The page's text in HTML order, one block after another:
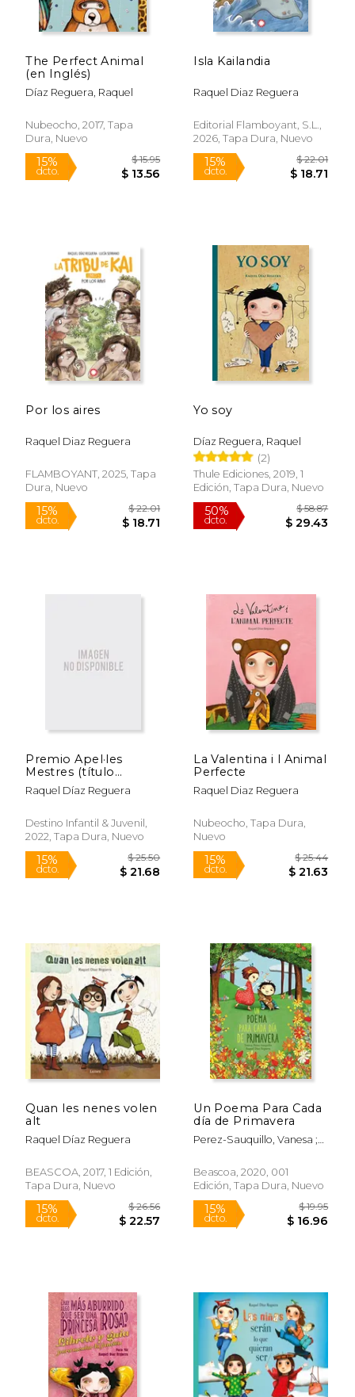
15% $ 28.50 50%
$ 24.94
The Perfect Animal
(en Inglés)
Díaz Reguera, Raquel
Nubeocho, 2017, Tapa
Dura, Nuevo
dcto. $ 13.56
Isla Kailandia
Raquel Diaz Reguera
Editorial Flamboyant, S.L.,
2026, Tapa Dura, Nuevo
dcto.
Por los aires
Raquel Diaz Reguera
FLAMBOYANT, 2025, Tapa
Dura, Nuevo
15%
dcto. $ 18.71
Yo soy
Díaz Reguera, Raquel
(2)
Thule Ediciones, 2019, 1
Edición, Tapa Dura, Nuevo
50%
dcto. $
Premio Apel·les
Mestres (título
provisional)
Raquel Díaz Reguera
Destino Infantil & Juvenil,
2022, Tapa Dura, Nuevo
La Valentina i l Animal
Perfecte
Raquel Diaz Reguera
Nubeocho, Tapa Dura,
Nuevo
Quan les nenes volen
alt
Raquel Díaz Reguera
BEASCOA, 2017, 1 Edición,
Tapa Dura, Nuevo
Un Poema Para Cada
día de Primavera
Perez-Sauquillo, Vanesa ;
Beascoa, 2020, 001
Edición, Tapa Dura, Nuevo